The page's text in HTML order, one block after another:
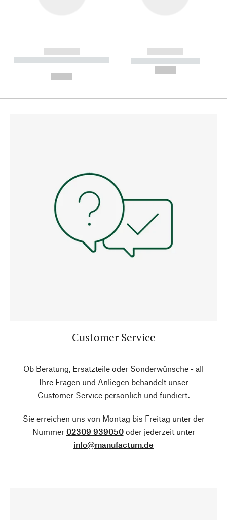
------------
----------- ----------- --------
------------
----------- -----------
Customer Service
Ob Beratung, Ersatzteile oder Sonderwünsche - all
Ihre Fragen und Anliegen behandelt unser
Customer Service persönlich und fundiert.
Sie erreichen uns von Montag bis Freitag unter der
Nummer 02309 939050oder jederzeit unter
info@manufactum.de